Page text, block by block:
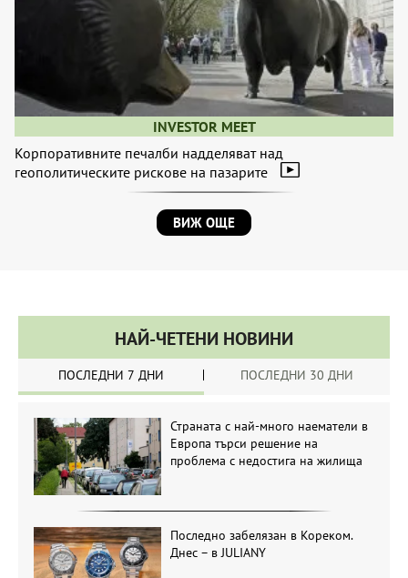
INVESTOR MEET
Корпоративните печалби надделяват над
геополитическите рискове на пазарите
ВИЖ ОЩЕ
НАЙ-ЧЕТЕНИ НОВИНИ
ПОСЛЕДНИ 7 ДНИ ПОСЛЕДНИ 30 ДНИ
Страната с най-много наематели в
Европа търси решение на
проблема с недостига на жилища
Последно забелязан в Кореком.
Днес – в JULIANY